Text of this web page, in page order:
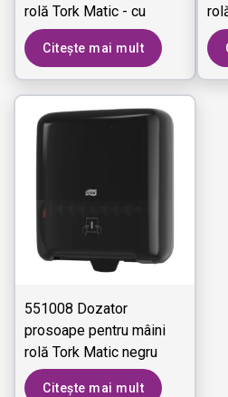
rolă Tork Matic - cu
Senzor Intuition
Citește mai mult
551008 Dozator
prosoape pentru mâini
rolă Tork Matic negru
Citește mai mult